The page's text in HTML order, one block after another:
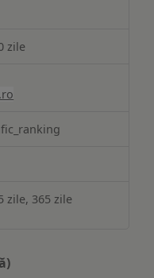
zile
zile, 365 zile